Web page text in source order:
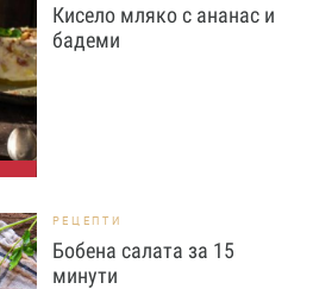
Кисело мляко с ананас и
бадеми
РЕЦЕПТИ
Бобена салата за 15
минути